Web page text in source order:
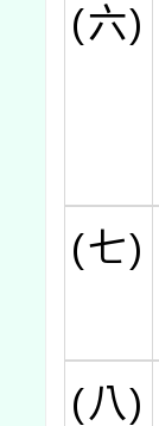
(六)
(七)
(八)